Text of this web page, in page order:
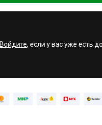
Войдите, если у вас уже есть